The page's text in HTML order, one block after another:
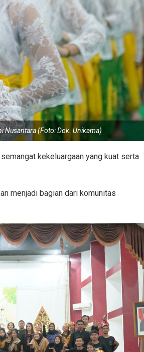
Nusantara (Foto: Dok. Unikama)
kekeluargaan yang kuat serta
menjadi bagian dari komunitas